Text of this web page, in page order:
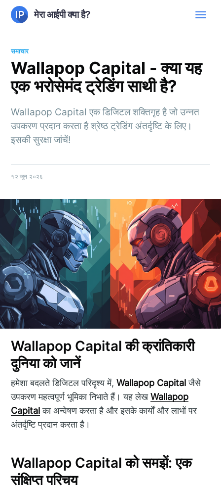
मेरा आईपी क्या है?
समाचार
Wallapop Capital - क्या यह
एक भरोसेमंद ट्रेडिंग साथी है?
Wallapop Capital एक डिजिटल शक्तिगृह है जो उन्नत
उपकरण प्रदान करता है श्रेष्ठ ट्रेडिंग अंतर्दृष्टि के लिए।
इसकी सुरक्षा जांचें!
१२ जून २०२६
Wallapop Capital की क्रांतिकारी
दुनिया को जानें
हमेशा बदलते डिजिटल परिदृश्य में,Wallapop Capitalजैसे
उपकरण महत्वपूर्ण भूमिका निभाते हैं। यह लेखWallapop
Capitalका अन्वेषण करता है और इसके कार्यों और लाभों पर
अंतर्दृष्टि प्रदान करता है।
Wallapop Capital को समझें: एक
संक्षिप्त परिचय